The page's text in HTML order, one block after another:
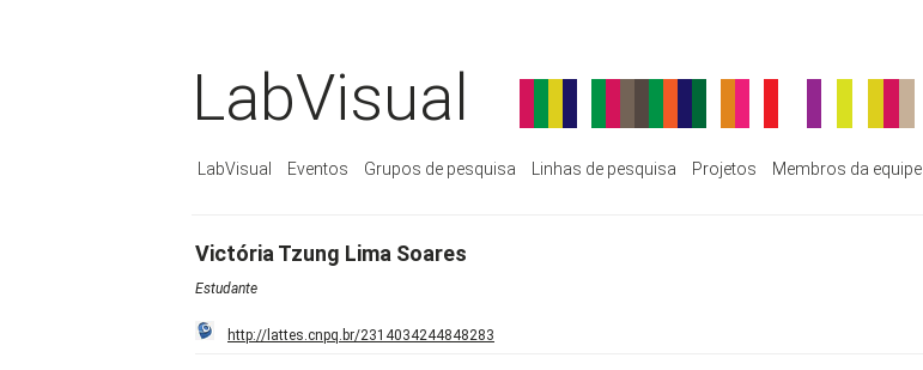
LabVisual
LabVisual Eventos Grupos de pesquisa Linhas de pesquisa Projetos Membros da equipe
Victória Tzung Lima Soares
Estudante
http://lattes.cnpq.br/2314034244848283